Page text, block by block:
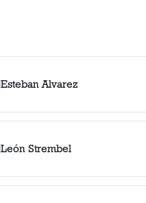
Esteban Alvarez
León Strembel